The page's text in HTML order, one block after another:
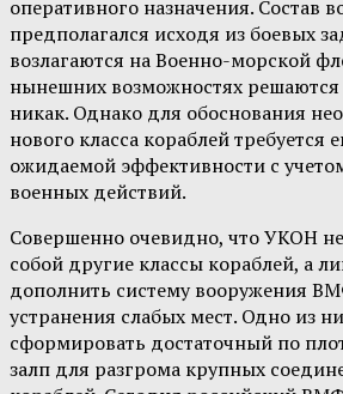
оперативного назначения. Состав
предполагался исходя из боевых
возлагаются на Военно-морской
нынешних возможностях
никак. Однако для обоснования
нового класса кораблей требуется
ожидаемой эффективности с
военных действий.
Совершенно очевидно, что УКОН
собой другие классы кораблей, а
дополнить систему вооружения
устранения слабых мест. Одно из
сформировать достаточный по
залп для разгрома крупных